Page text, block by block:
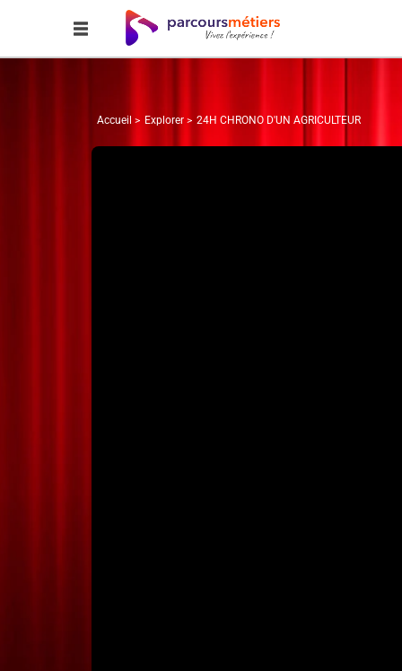
Accueil Explorer 24H CHRONO D'UN AGRICULTEUR